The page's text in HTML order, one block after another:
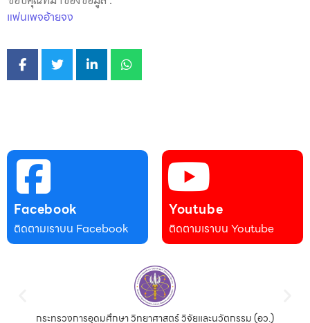
แฟนเพจอ้ายจง
Facebook
ติดตามเราบน Facebook
Youtube
ติดตามเราบน Youtube
กระทรวงการอุดมศึกษา วิทยาศาสตร์ วิจัยและนวัตกรรม (อว.)